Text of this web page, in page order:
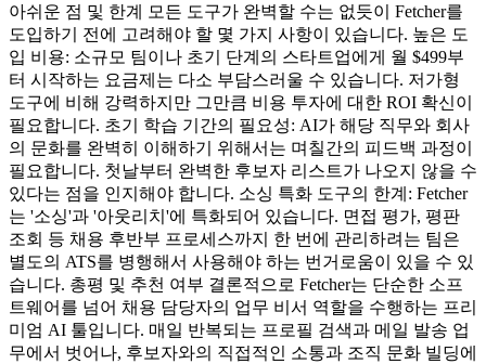
아쉬운 점 및 한계 모든 도구가 완벽할 수는 없듯이 Fetcher를
도입하기 전에 고려해야 할 몇 가지 사항이 있습니다. 높은 도
입 비용: 소규모 팀이나 초기 단계의 스타트업에게 월 $499부
터 시작하는 요금제는 다소 부담스러울 수 있습니다. 저가형
도구에 비해 강력하지만 그만큼 비용 투자에 대한 ROI 확신이
필요합니다. 초기 학습 기간의 필요성: AI가 해당 직무와 회사
의 문화를 완벽히 이해하기 위해서는 며칠간의 피드백 과정이
필요합니다. 첫날부터 완벽한 후보자 리스트가 나오지 않을 수
있다는 점을 인지해야 합니다. 소싱 특화 도구의 한계: Fetcher
는 '소싱'과 '아웃리치'에 특화되어 있습니다. 면접 평가, 평판
조회 등 채용 후반부 프로세스까지 한 번에 관리하려는 팀은
별도의 ATS를 병행해서 사용해야 하는 번거로움이 있을 수 있
습니다. 총평 및 추천 여부 결론적으로 Fetcher는 단순한 소프
트웨어를 넘어 채용 담당자의 업무 비서 역할을 수행하는 프리
미엄 AI 툴입니다. 매일 반복되는 프로필 검색과 메일 발송 업
무에서 벗어나, 후보자와의 직접적인 소통과 조직 문화 빌딩에